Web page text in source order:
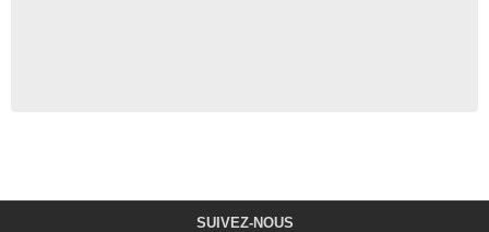
SUIVEZ-NOUS